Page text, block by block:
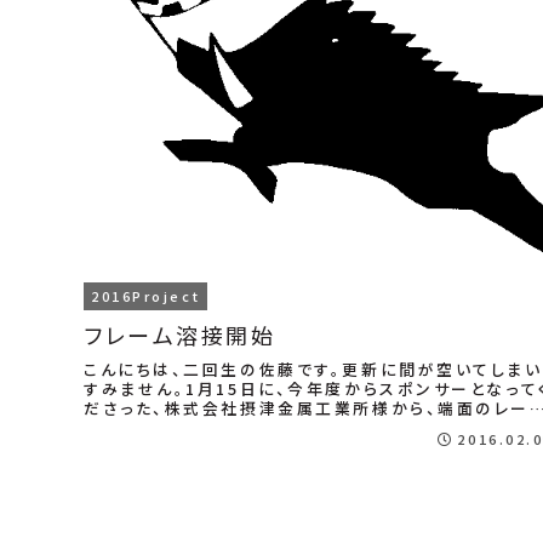
2016Project
フレーム溶接開始
こんにちは、二回生の佐藤です。更新に間が空いてしまい
すみません。1月15日に、今年度からスポンサーとなって
ださった、株式会社摂津金属工業所様から、端面のレーザ